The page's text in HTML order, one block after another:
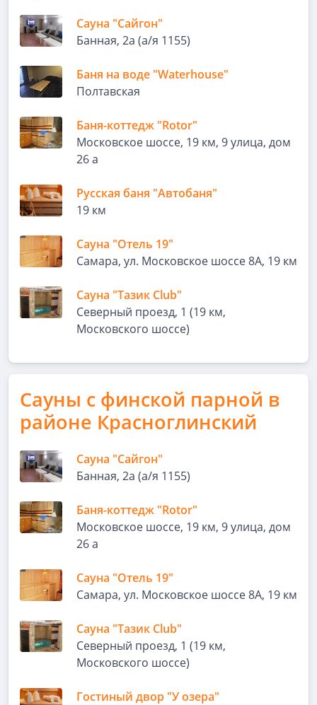
Сауна "Сайгон"
Банная, 2а (а/я 1155)
Баня на воде "Waterhouse"
Полтавская
Баня-коттедж "Rotor"
Московское шоссе, 19 км, 9 улица, дом
26 а
Русская баня "Автобаня"
19 км
Сауна "Отель 19"
Самара, ул. Московское шоссе 8А, 19 км
Сауна "Тазик Club"
Северный проезд, 1 (19 км,
Московского шоссе)
Сауны с финской парной в
районе Красноглинский
Сауна "Сайгон"
Банная, 2а (а/я 1155)
Баня-коттедж "Rotor"
Московское шоссе, 19 км, 9 улица, дом
26 а
Сауна "Отель 19"
Самара, ул. Московское шоссе 8А, 19 км
Сауна "Тазик Club"
Северный проезд, 1 (19 км,
Московского шоссе)
Гостиный двор "У озера"